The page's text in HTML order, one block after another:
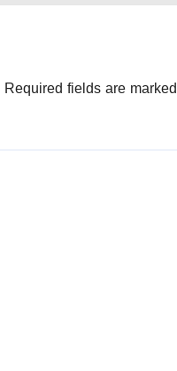
Required fields are marked